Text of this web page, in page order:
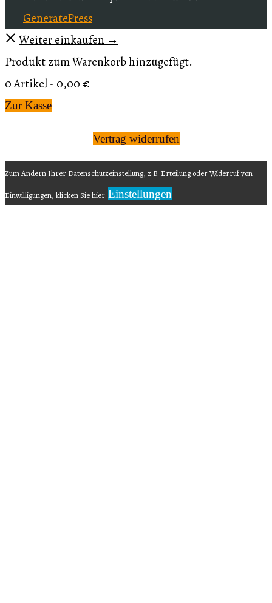
GeneratePress
Weiter einkaufen →
Produkt zum Warenkorb hinzugefügt.
0 Artikel - 0,00€
Zur Kasse
Vertrag widerrufen
Zum Ändern Ihrer Datenschutzeinstellung, z.B. Erteilung oder Widerruf von
Einwilligungen, klicken Sie hier:Einstellungen